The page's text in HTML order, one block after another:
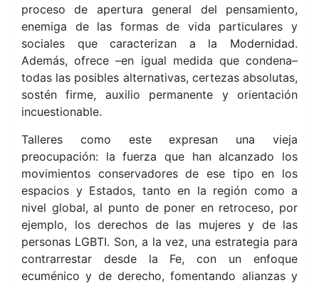
proceso de apertura general del pensamiento,
enemiga de las formas de vida particulares y
sociales que caracterizan a la Modernidad.
Además, ofrece –en igual medida que condena–
todas las posibles alternativas, certezas absolutas,
sostén firme, auxilio permanente y orientación
incuestionable.
Talleres como este expresan una vieja
preocupación: la fuerza que han alcanzado los
movimientos conservadores de ese tipo en los
espacios y Estados, tanto en la región como a
nivel global, al punto de poner en retroceso, por
ejemplo, los derechos de las mujeres y de las
personas LGBTI. Son, a la vez, una estrategia para
contrarrestar desde la Fe, con un enfoque
ecuménico y de derecho, fomentando alianzas y